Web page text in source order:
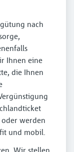
nach
Ihnen eine
die Ihnen
oder werden
und mobil.